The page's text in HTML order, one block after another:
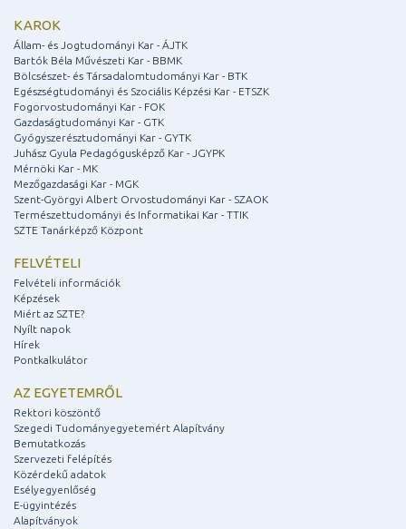
KAROK
Állam- és Jogtudományi Kar - ÁJTK
Bartók Béla Művészeti Kar - BBMK
Bölcsészet- és Társadalomtudományi Kar - BTK
Egészségtudományi és Szociális Képzési Kar - ETSZK
Fogorvostudományi Kar - FOK
Gazdaságtudományi Kar - GTK
Gyógyszerésztudományi Kar - GYTK
Juhász Gyula Pedagógusképző Kar - JGYPK
Mérnöki Kar - MK
Mezőgazdasági Kar - MGK
Szent-Györgyi Albert Orvostudományi Kar - SZAOK
Természettudományi és Informatikai Kar - TTIK
SZTE Tanárképző Központ
FELVÉTELI
Felvételi információk
Képzések
Miért az SZTE?
Nyílt napok
Hírek
Pontkalkulátor
AZ EGYETEMRŐL
Rektori köszöntő
Szegedi Tudományegyetemért Alapítvány
Bemutatkozás
Szervezeti felépítés
Közérdekű adatok
Esélyegyenlőség
E-ügyintézés
Alapítványok